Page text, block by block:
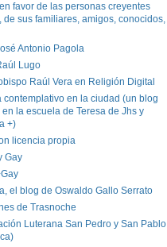
favor de las personas creyentes
de sus familiares, amigos, conocidos,
Antonio Pagola
Lugo
Raúl Vera en Religión Digital
contemplativo en la ciudad (un blog
la escuela de Teresa de Jhs y
+)
licencia propia
Gay
el blog de Oswaldo Gallo Serrato
de Trasnoche
Luterana San Pedro y San Pablo